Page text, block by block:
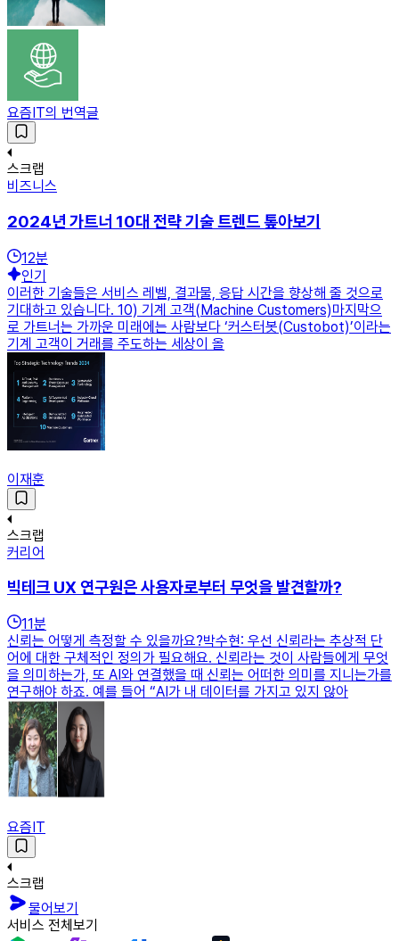
요즘IT의 번역글
스크랩
비즈니스
2024년 가트너 10대 전략 기술 트렌드 톺아보기
12분
인기
이러한 기술들은 서비스 레벨, 결과물, 응답 시간을 향상해 줄 것으로
기대하고 있습니다. 10) 기계 고객(Machine Customers)마지막으
로 가트너는 가까운 미래에는 사람보다 ‘커스터봇(Custobot)’이라는
기계 고객이 거래를 주도하는 세상이 올
이재훈
스크랩
커리어
빅테크 UX 연구원은 사용자로부터 무엇을 발견할까?
11분
신뢰는 어떻게 측정할 수 있을까요?박수현: 우선 신뢰라는 추상적 단
어에 대한 구체적인 정의가 필요해요. 신뢰라는 것이 사람들에게 무엇
을 의미하는가, 또 AI와 연결했을 때 신뢰는 어떠한 의미를 지니는가를
연구해야 하죠. 예를 들어 “AI가 내 데이터를 가지고 있지 않아
요즘IT
스크랩
물어보기
서비스 전체보기